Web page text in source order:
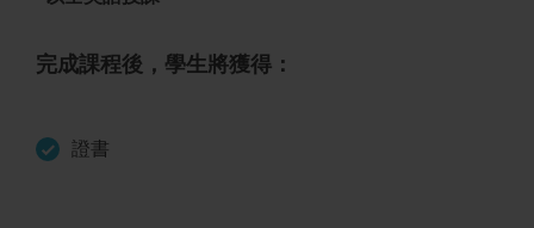
完成課程後，學生將獲得：
證書